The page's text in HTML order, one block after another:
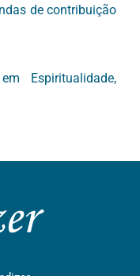
de contribuição
Espiritualidade,